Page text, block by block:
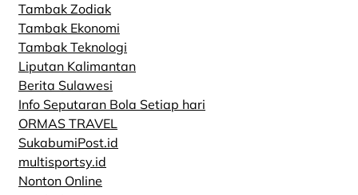
Tambak Zodiak
Tambak Ekonomi
Tambak Teknologi
Liputan Kalimantan
Berita Sulawesi
Info Seputaran Bola Setiap hari
ORMAS TRAVEL
SukabumiPost.id
multisportsy.id
Nonton Online